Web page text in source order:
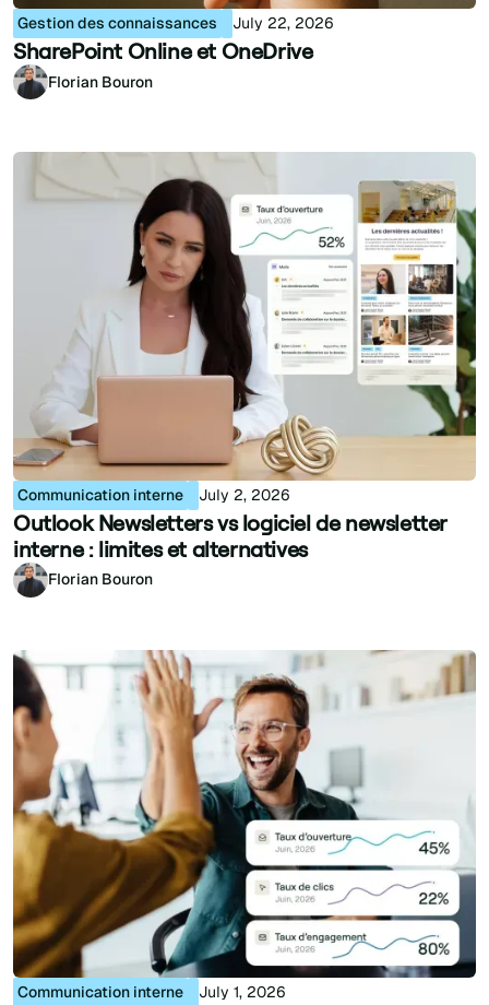
Gestion des connaissances July 22, 2026
SharePoint Online et OneDrive
Florian Bouron
Communication interne July 2, 2026
Outlook Newsletters vs logiciel de newsletter
interne : limites et alternatives
Florian Bouron
Communication interne July 1, 2026